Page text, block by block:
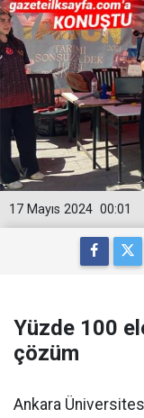
00:01
17 Mayıs 2024
Yüzde 100
çözüm
Ankara